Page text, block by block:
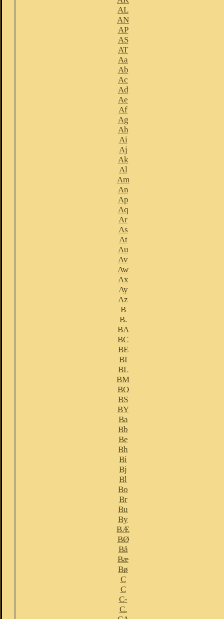
AL
AN
AP
AS
AT
Aa
Ab
Ac
Ad
Ae
Af
Ag
Ah
Ai
Aj
Ak
Al
Am
An
Ap
Aq
Ar
As
At
Au
Av
Aw
Ax
Ay
Az
B
B.
BA
BC
BE
BI
BL
BM
BO
BS
BY
Ba
Bb
Be
Bh
Bi
Bj
Bl
Bo
Br
Bu
By
BÆ
BØ
Bå
Bæ
Bø
C
C
C-
C.